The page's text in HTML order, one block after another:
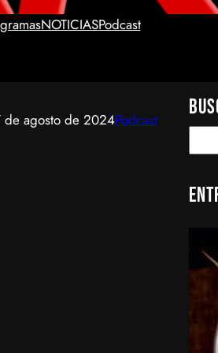
NOTICIASPodcast
de agosto de 2024Podcast
e
r